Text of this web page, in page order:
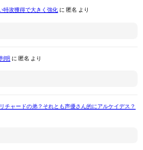
特攻獲得で大きく強化 に 匿名 より
明 に匿名 より
チャードの弟？それとも声優さん的にアルケイデス？